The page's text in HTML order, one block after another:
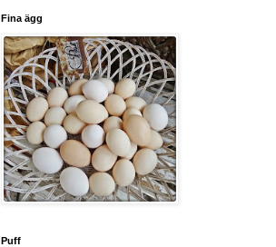
Fina ägg
Puff